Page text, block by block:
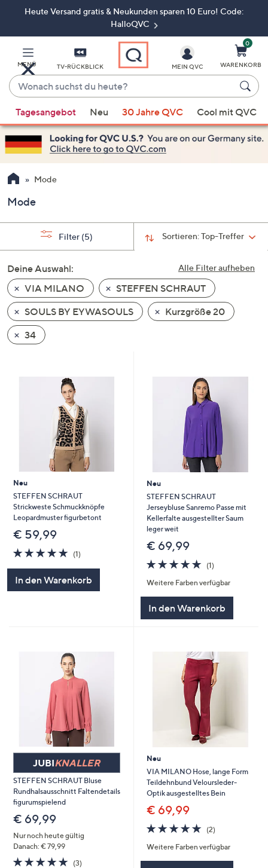
ZumHeute Versand gratis & Neukunden sparen 10 Euro! Code:
HalloQVC
MENÜ TV-RÜCKBLICK
Wonach
suchst
du
heute?
Vorschläge
verfügbar
sind,
verwenden
Sie
Pfeiltasten
nach
und
nach
unten
oder
wischen
Sie
auf
anzuzeigen.
MEIN QVC
0
WARENKORB
Tagesangebot Neu 30 Jahre QVC Cool mit QVC
Mode
Mode
Sortieren:Top-Treffer
Filter (5)
Alle Filter aufheben
Deine Auswahl:
VIA MILANO
STEFFEN SCHRAUT
SOULS BY EYWASOULS
Kurzgröße 20
34
Neu
STEFFEN SCHRAUT
Strickweste Schmuckknöpfe
Leopardmuster figurbetont
€ 59,99
5.0
von
(1)1
In den Warenkorb
Neu
STEFFEN SCHRAUT
Jerseybluse Sanremo Passe mit
Kellerfalte ausgestellter Saum
leger weit
€ 69,99
5.0
von
5
(1)1
Weitere Farben verfügbar
In den Warenkorb
JUBIKNALLER
STEFFEN SCHRAUT Bluse
Rundhalsausschnitt Faltendetails
figurumspielend
€ 69,99
Nur noch heute gültig
Danach: € 79,99
5.0
(3)3
Neu
VIA MILANO Hose, lange Form
Teildehnbund Veloursleder-
Optik ausgestelltes Bein
€ 69,99
5.0
von
5
(2)2
Weitere Farben verfügbar